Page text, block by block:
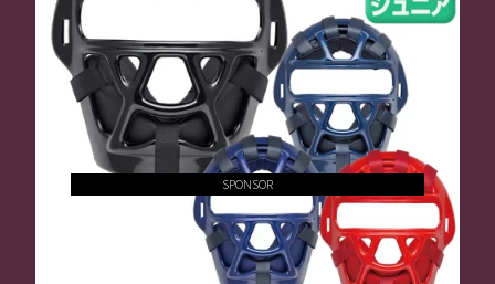
SPONSOR